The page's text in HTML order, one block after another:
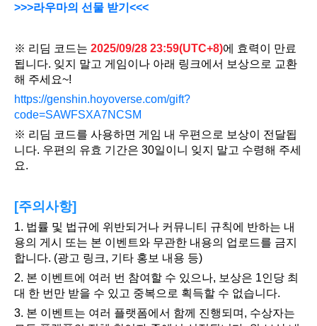
>>>라우마의 선물 받기<<<
※ 리딤 코드는 2025/09/28 23:59(UTC+8)에 효력이 만료
됩니다. 잊지 말고 게임이나 아래 링크에서 보상으로 교환
해 주세요~!
https://genshin.hoyoverse.com/gift?
code=SAWFSXA7NCSM
※ 리딤 코드를 사용하면 게임 내 우편으로 보상이 전달됩
니다. 우편의 유효 기간은 30일이니 잊지 말고 수령해 주세
요.
[주의사항]
1. 법률 및 법규에 위반되거나 커뮤니티 규칙에 반하는 내
용의 게시 또는 본 이벤트와 무관한 내용의 업로드를 금지
합니다. (광고 링크, 기타 홍보 내용 등)
2. 본 이벤트에 여러 번 참여할 수 있으나, 보상은 1인당 최
대 한 번만 받을 수 있고 중복으로 획득할 수 없습니다.
3. 본 이벤트는 여러 플랫폼에서 함께 진행되며, 수상자는